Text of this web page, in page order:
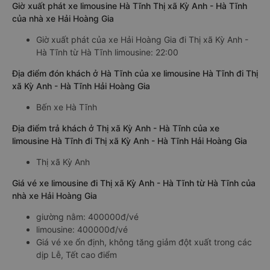
Giờ xuất phát xe limousine Hà Tĩnh Thị xã Kỳ Anh - Hà Tĩnh
của nhà xe Hải Hoàng Gia
Giờ xuất phát của xe Hải Hoàng Gia đi Thị xã Kỳ Anh -
Hà Tĩnh từ Hà Tĩnh limousine: 22:00
Địa điểm đón khách ở Hà Tĩnh của xe limousine Hà Tĩnh đi Thị
xã Kỳ Anh - Hà Tĩnh Hải Hoàng Gia
Bến xe Hà Tĩnh
Địa điểm trả khách ở Thị xã Kỳ Anh - Hà Tĩnh của xe
limousine Hà Tĩnh đi Thị xã Kỳ Anh - Hà Tĩnh Hải Hoàng Gia
Thị xã Kỳ Anh
Giá vé xe limousine đi Thị xã Kỳ Anh - Hà Tĩnh từ Hà Tĩnh của
nhà xe Hải Hoàng Gia
giường nằm: 400000đ/vé
limousine: 400000đ/vé
Giá vé xe ổn định, không tăng giảm đột xuất trong các
dịp Lễ, Tết cao điểm